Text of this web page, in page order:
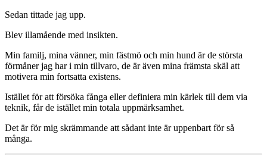
Sedan tittade jag upp.
Blev illamående med insikten.
Min familj, mina vänner, min fästmö och min hund är de största
förmåner jag har i min tillvaro, de är även mina främsta skäl att
motivera min fortsatta existens.
Istället för att försöka fånga eller definiera min kärlek till dem via
teknik, får de istället min totala uppmärksamhet.
Det är för mig skrämmande att sådant inte är uppenbart för så
många.